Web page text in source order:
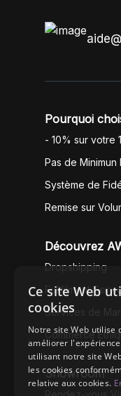
Pourquoi
- 10% sur votre
Pas de Minimun
Système de
Remise sur
Découvrez
Dropshipping
Fullfilment
Services de
Commerce
Showroom
Ce site Web
cookies
Notre site Web utilise
améliorer
utilisant notre site
les cookies
relative aux cookies.